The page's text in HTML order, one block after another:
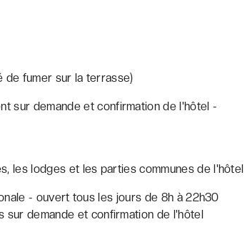
fumer sur la terrasse)
sur demande et confirmation de l'hôtel -
les lodges et les parties communes de l'hôtel
- ouvert tous les jours de 8h à 22h30
sur demande et confirmation de l'hôtel